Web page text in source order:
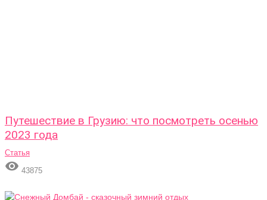
Путешествие в Грузию: что посмотреть осенью
2023 года
Статья
 43875